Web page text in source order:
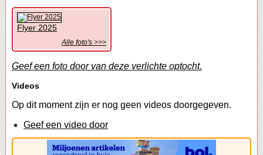
Flyer 2025
Alle foto's >>>
Geef een foto door van deze verlichte optocht.
Videos
Op dit moment zijn er nog geen videos doorgegeven.
Geef een video door